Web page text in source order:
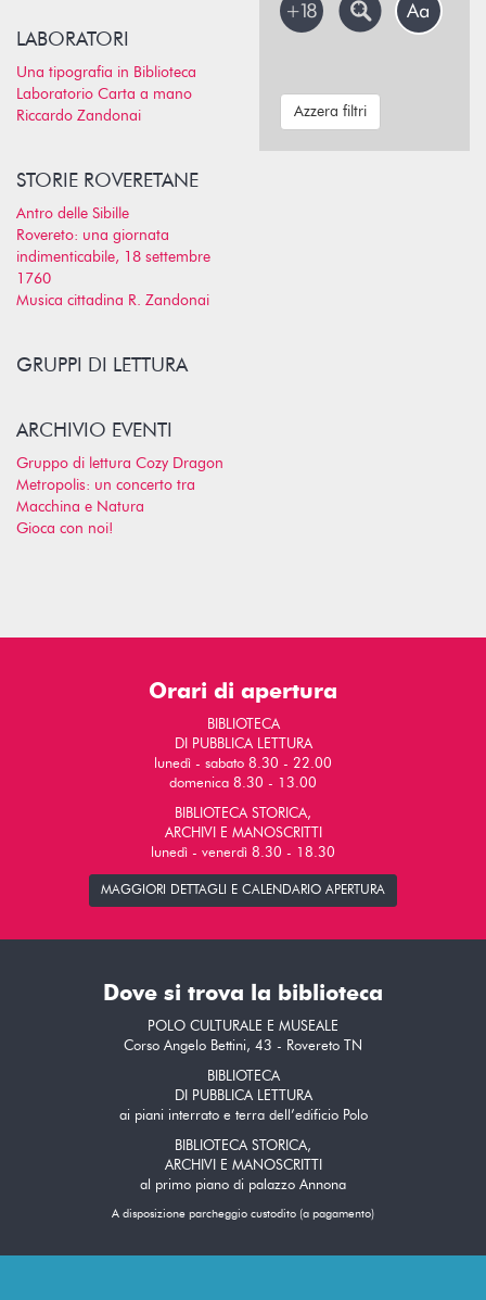
LABORATORI
Una tipografia in Biblioteca
Laboratorio Carta a mano
Riccardo Zandonai
STORIE ROVERETANE
Antro delle Sibille
Rovereto: una giornata
indimenticabile, 18 settembre
1760
Musica cittadina R. Zandonai
GRUPPI DI LETTURA
ARCHIVIO EVENTI
Gruppo di lettura Cozy Dragon
Metropolis: un concerto tra
Macchina e Natura
Gioca con noi!
Azzera filtri
Orari di apertura
BIBLIOTECA
DI PUBBLICA LETTURA
lunedì - sabato 8.30 - 22.00
domenica 8.30 - 13.00
BIBLIOTECA STORICA,
ARCHIVI E MANOSCRITTI
lunedì - venerdì 8.30 - 18.30
MAGGIORI DETTAGLI E CALENDARIO APERTURA
Dove si trova la biblioteca
POLO CULTURALE E MUSEALE
Corso Angelo Bettini, 43 - Rovereto TN
BIBLIOTECA
DI PUBBLICA LETTURA
ai piani interrato e terra dell’edificio Polo
BIBLIOTECA STORICA,
ARCHIVI E MANOSCRITTI
al primo piano di palazzo Annona
A disposizione parcheggio custodito (a pagamento)